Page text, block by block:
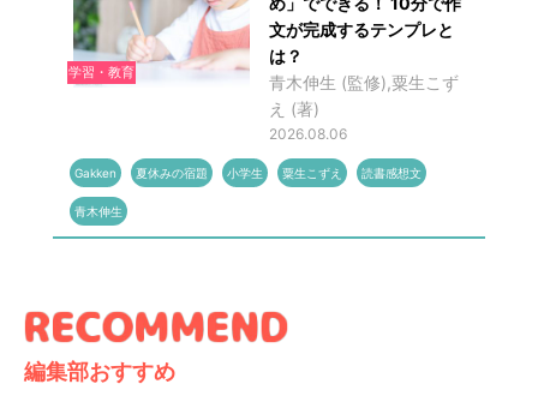
学習・教育
文が完成するテンプレと
は？
青木伸生 (監修),粟生こず
え (著)
2026.08.06
Gakken 夏休みの宿題 小学生 粟生こずえ 読書感想文
青木伸生
編集部おすすめ